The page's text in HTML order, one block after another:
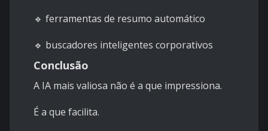
🔹 ferramentas de resumo automático
🔹 buscadores inteligentes corporativos
Conclusão
A IA mais valiosa não é a que impressiona.
É a que facilita.